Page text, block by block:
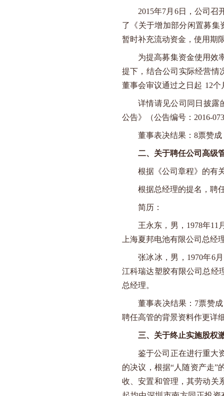
2015年7月 6日，公司召
了《关于增加部分闲置募集
暂时补充流动资金，使用期
为提高募集资金使用效
提下，结合公司实际经营情
董事会审议通过之日起 12个
详情请见公司同日披露
公告》（公告编号： 2016-073
董事表决结果： 8票赞成
二、关于聘任公司高级
根据《公司章程》的有
根据总经理的提名，聘
简历：
王永东，男， 1978年11
上海夏邦电池有限公司总
张冰冰，男， 1970年6
江科瑞达塑胶有限公司总经
总经理。
董事表决结果： 7票赞
聘任高管的背景资料作更详
三、关于终止实施股权
鉴于公司正在进行重大
的决议，根据“人随资产走”
收、安置和管理，其劳动关